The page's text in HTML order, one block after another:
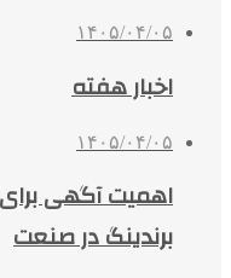
۱۴۰۵/۰۴/۰۵
اخبار هفته
۱۴۰۵/۰۴/۰۵
اهمیت آگهی
برندینگ در صنعت